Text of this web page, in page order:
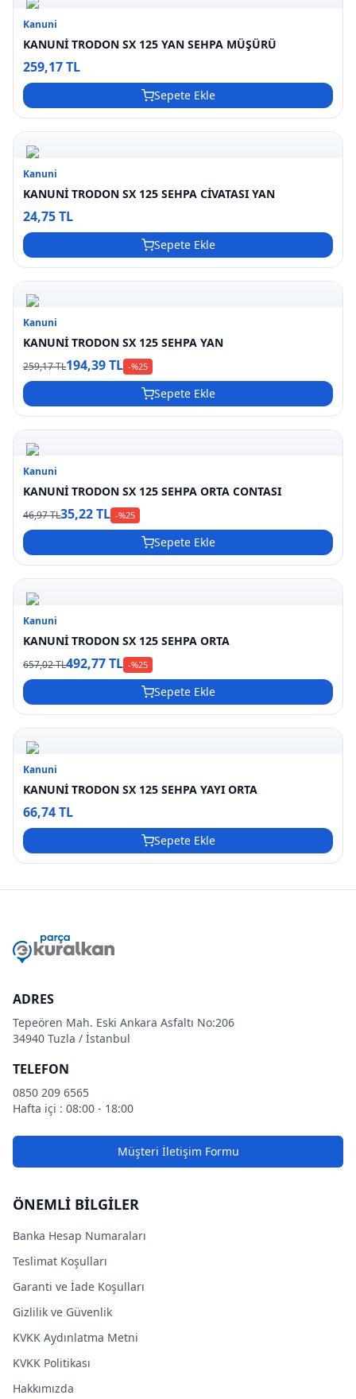
Kanuni
KANUNİ TRODON SX 125 YAN SEHPA MÜŞÜRÜ
259,17 TL
Sepete Ekle
Kanuni
KANUNİ TRODON SX 125 SEHPA CİVATASI YAN
24,75 TL
Sepete Ekle
Kanuni
KANUNİ TRODON SX 125 SEHPA YAN
259,17 TL194,39 TL -%25
Sepete Ekle
Kanuni
KANUNİ TRODON SX 125 SEHPA ORTA CONTASI
46,97 TL35,22 TL -%25
Sepete Ekle
Kanuni
KANUNİ TRODON SX 125 SEHPA ORTA
657,02 TL492,77 TL -%25
Sepete Ekle
Kanuni
KANUNİ TRODON SX 125 SEHPA YAYI ORTA
66,74 TL
Sepete Ekle
ADRES
Tepeören Mah. Eski Ankara Asfaltı No:206
34940 Tuzla / İstanbul
TELEFON
0850 209 6565
Hafta içi : 08:00 - 18:00
Müşteri İletişim Formu
ÖNEMLİ BİLGİLER
Banka Hesap Numaraları
Teslimat Koşulları
Garanti ve İade Koşulları
Gizlilik ve Güvenlik
KVKK Aydınlatma Metni
KVKK Politikası
Hakkımızda